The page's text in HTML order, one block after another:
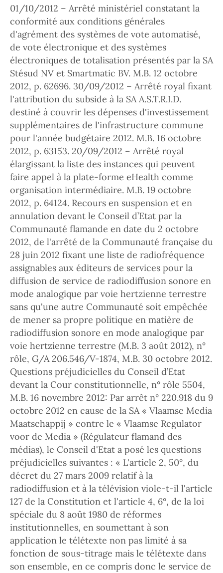
01/10/2012 – Arrêté ministériel constatant la
conformité aux conditions générales
d'agrément des systèmes de vote automatisé,
de vote électronique et des systèmes
électroniques de totalisation présentés par la SA
Stésud NV et Smartmatic BV. M.B. 12 octobre
2012, p. 62696. 30/09/2012 – Arrêté royal fixant
l'attribution du subside à la SA A.S.T.R.I.D.
destiné à couvrir les dépenses d'investissement
supplémentaires de l'infrastructure commune
pour l'année budgétaire 2012. M.B. 16 octobre
2012, p. 63153. 20/09/2012 – Arrêté royal
élargissant la liste des instances qui peuvent
faire appel à la plate-forme eHealth comme
organisation intermédiaire. M.B. 19 octobre
2012, p. 64124. Recours en suspension et en
annulation devant le Conseil d’Etat par la
Communauté flamande en date du 2 octobre
2012, de l'arrêté de la Communauté française du
28 juin 2012 fixant une liste de radiofréquence
assignables aux éditeurs de services pour la
diffusion de service de radiodiffusion sonore en
mode analogique par voie hertzienne terrestre
sans qu'une autre Communauté soit empêchée
de mener sa propre politique en matière de
radiodiffusion sonore en mode analogique par
voie hertzienne terrestre (M.B. 3 août 2012), n°
rôle, G/A 206.546/V-1874, M.B. 30 octobre 2012.
Questions préjudicielles du Conseil d’Etat
devant la Cour constitutionnelle, n° rôle 5504,
M.B. 16 novembre 2012: Par arrêt n° 220.918 du 9
octobre 2012 en cause de la SA « Vlaamse Media
Maatschappij » contre le « Vlaamse Regulator
voor de Media » (Régulateur flamand des
médias), le Conseil d'Etat a posé les questions
préjudicielles suivantes : « L'article 2, 50°, du
décret du 27 mars 2009 relatif à la
radiodiffusion et à la télévision viole-t-il l'article
127 de la Constitution et l'article 4, 6°, de la loi
spéciale du 8 août 1980 de réformes
institutionnelles, en soumettant à son
application le télétexte non pas limité à sa
fonction de sous-titrage mais le télétexte dans
son ensemble, en ce compris donc le service de